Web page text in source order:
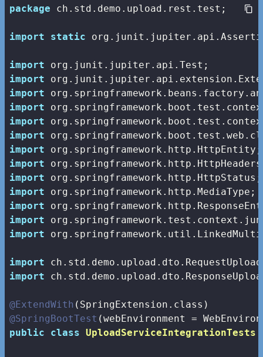
package ch.std.demo.upload.rest.test;
import static
import
import
import
import
import
import
import
import
import
import
import
import
import
import
import
@ExtendWith
@SpringBootTest
public
class UploadServiceIntegrationTests